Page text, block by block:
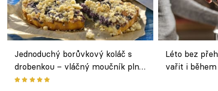
Jednoduchý borůvkový koláč s
drobenkou – vláčný moučník plný
ovoce
Léto bez
vařit i